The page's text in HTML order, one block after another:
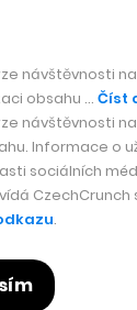
a nyní
přišla
návštěvnosti
obsahu … Číst
návštěvnosti
Informace o
sociálních
CzechCrunch
.